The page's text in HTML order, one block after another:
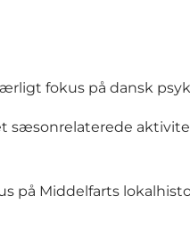
fokus på dansk
sæsonrelaterede
på Middelfarts